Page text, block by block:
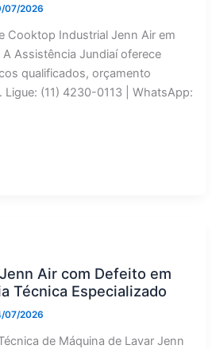
07/2026
Cooktop Industrial Jenn Air em
Assistência Jundiaí oferece
qualificados, orçamento
(11) 4230-0113 | WhatsApp:
Air com Defeito em
Técnica Especializado
07/2026
de Máquina de Lavar Jenn